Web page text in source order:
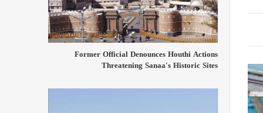
Former Official Denounces Houthi Actions
Threatening Sanaa's Historic Sites